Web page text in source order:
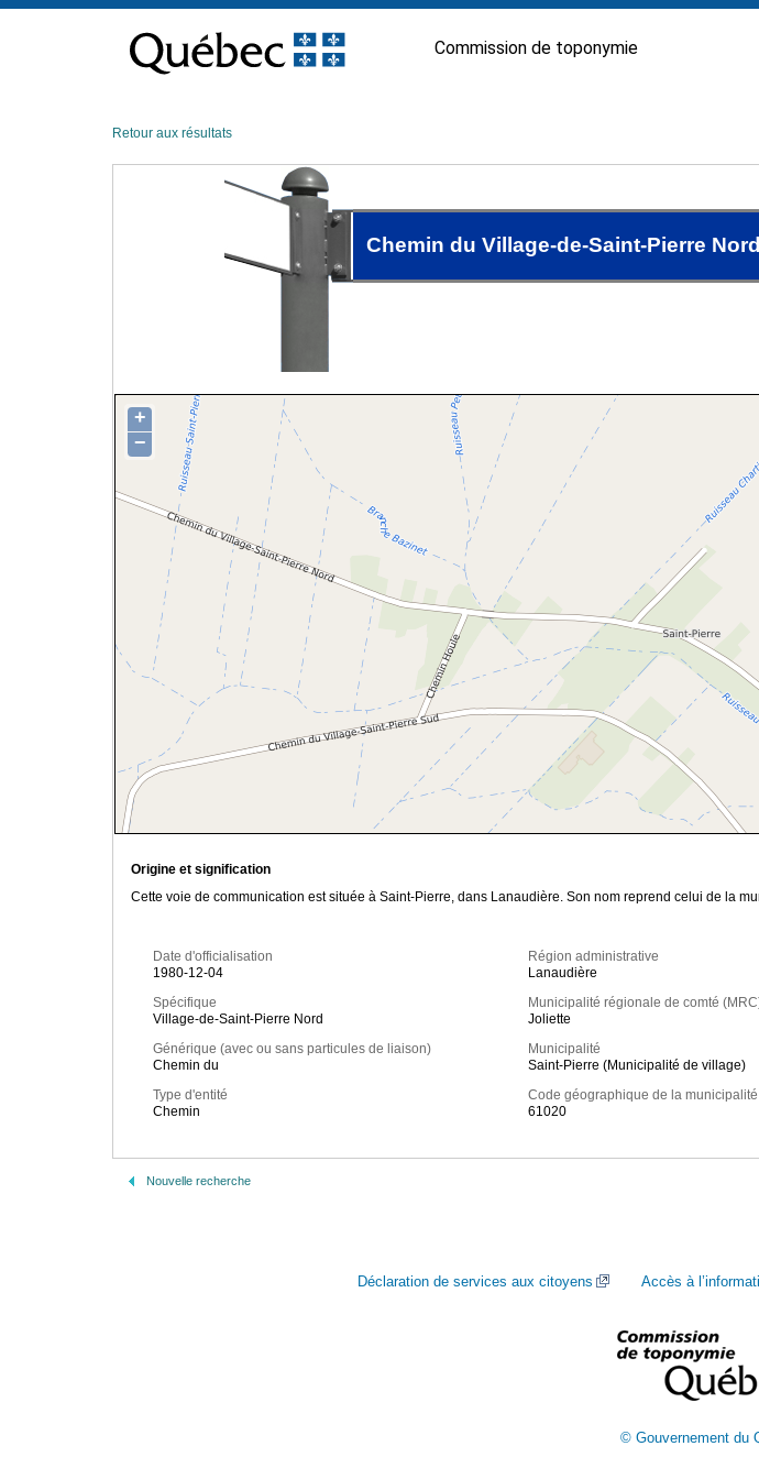
contenu
Commission de toponymie
Retour aux résultats
Chemin du Village-de-Saint-Pierre Nord
+
−
Origine et signification
Cette voie de communication est située à Saint-Pierre, dans Lanaudière. Son nom reprend celui de la
Date d'officialisation
1980-12-04
Spécifique
Village-de-Saint-Pierre Nord
Générique (avec ou sans particules de liaison)
Chemin du
Type d'entité
Chemin
Région administrative
Lanaudière
Municipalité régionale de comté
Joliette
Municipalité
Saint-Pierre (Municipalité de village)
Code géographique de la municipalité
61020
Nouvelle recherche
Déclaration de services aux citoyens Accès à
© Gouvernement du